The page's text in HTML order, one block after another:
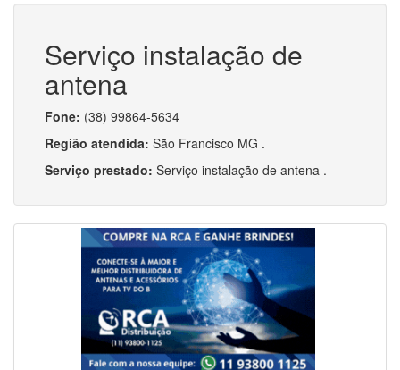
Serviço instalação de
antena
Fone: (38) 99864-5634
Região atendida: São Francisco MG .
Serviço prestado: Serviço instalação de antena .